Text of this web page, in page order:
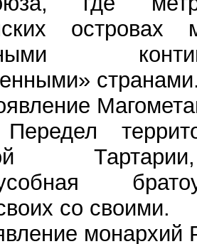
островах
со своими.
монархий